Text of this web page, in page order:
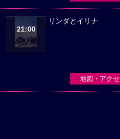
21:00
リンダとイリナ
地図・アク